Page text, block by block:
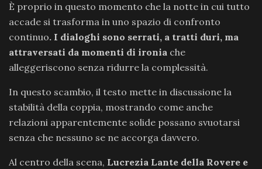
È proprio in questo momento che la notte in cui tutto
accade si trasforma in uno spazio di confronto
continuo. I dialoghi sono serrati, a tratti duri, ma
attraversati da momenti di ironia che
alleggeriscono senza ridurre la complessità.
In questo scambio, il testo mette in discussione la
stabilità della coppia, mostrando come anche
relazioni apparentemente solide possano svuotarsi
senza che nessuno se ne accorga davvero.
Al centro della scena, Lucrezia Lante della Rovere e